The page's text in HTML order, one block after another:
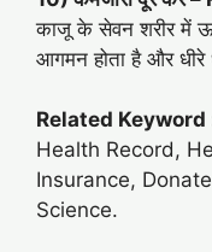
काजू के सेवन शरीर में
आगमन होता है और धीरे
Related Keyword
Health Record,
Insurance,
Science.